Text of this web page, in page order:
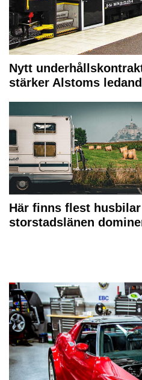
Nytt
stärker Alstoms
Här finns flest
storstadslänen